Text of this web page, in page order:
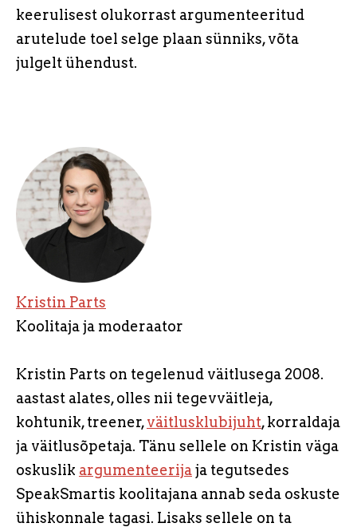
keerulisest olukorrast argumenteeritud
arutelude toel selge plaan sünniks, võta
julgelt ühendust.
Kristin Parts
Koolitaja ja moderaator
Kristin Parts on tegelenud väitlusega 2008.
aastast alates, olles nii tegevväitleja,
kohtunik, treener,väitlusklubijuht, korraldaja
ja väitlusõpetaja. Tänu sellele on Kristin väga
oskuslik argumenteerijaja tegutsedes
SpeakSmartis koolitajana annab seda oskuste
ühiskonnale tagasi. Lisaks sellele on ta